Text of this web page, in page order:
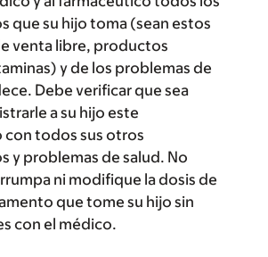
que su hijo toma (sean estos
venta libre, productos
y de los problemas de
Debe verificar que sea
a su hijo este
todos sus otros
y problemas de salud. No
ni modifique la dosis de
que tome su hijo sin
con el médico.